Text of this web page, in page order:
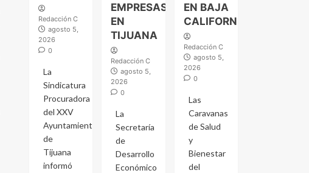
Redacción C
agosto 5,
2026
0
La
Sindicatura
Procuradora
del XXV
Ayuntamiento
de
Tijuana
informó
EMPRESAS
EN
TIJUANA
Redacción C
agosto 5,
2026
0
La
Secretaría
de
Desarrollo
Económico
EN BAJA
CALIFORNIA
Redacción C
agosto 5,
2026
0
Las
Caravanas
de Salud
y
Bienestar
del